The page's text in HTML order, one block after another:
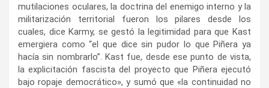
mutilaciones oculares, la doctrina del enemigo interno y la
militarización territorial fueron los pilares desde los
cuales, dice Karmy, se gestó la legitimidad para que Kast
emergiera como “el que dice sin pudor lo que Piñera ya
hacía sin nombrarlo”. Kast fue, desde ese punto de vista,
la explicitación fascista del proyecto que Piñera ejecutó
bajo ropaje democrático», y sumó que «la continuidad no